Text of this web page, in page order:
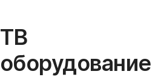
ТВ
оборудование